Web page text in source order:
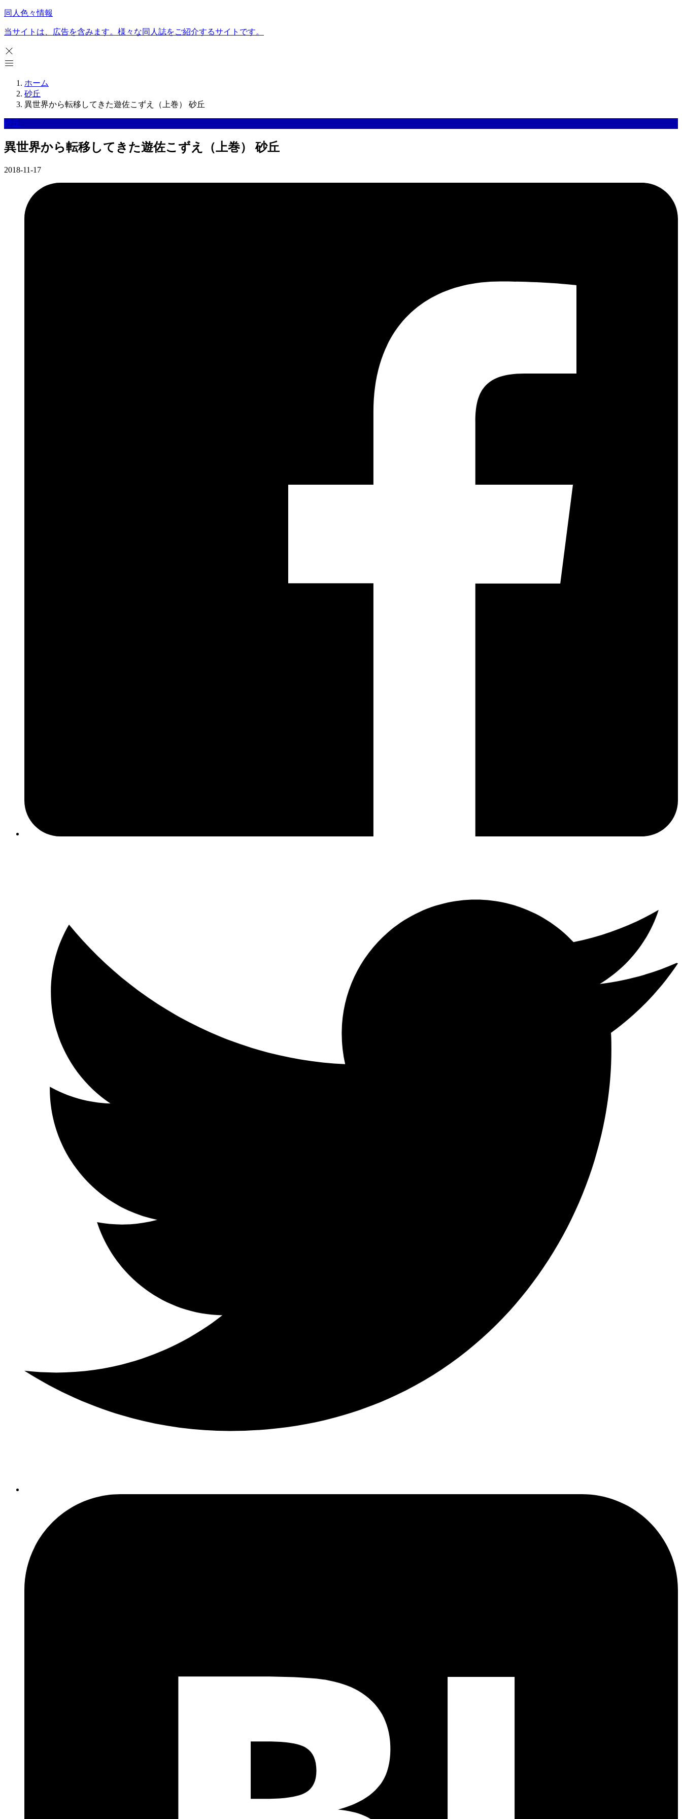
同人色々情報
当サイトは、広告を含みます。様々な同人誌をご紹介するサイトです。
ホーム
砂丘
異世界から転移してきた遊佐こずえ（上巻） 砂丘
砂丘
異世界から転移してきた遊佐こずえ（上巻） 砂丘
2018-11-17